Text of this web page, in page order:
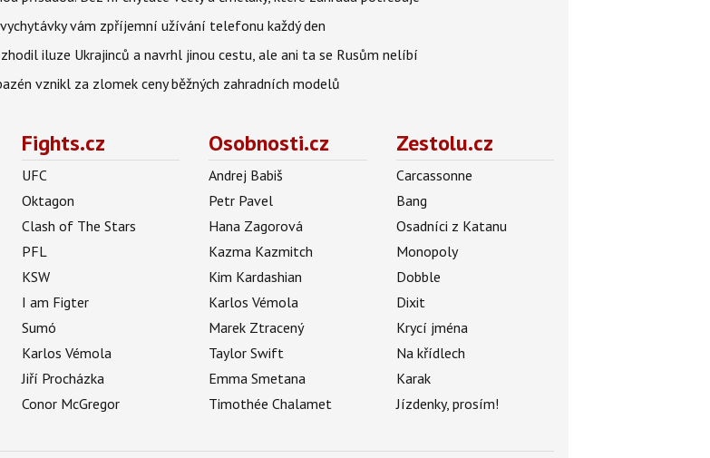
vám zpříjemní užívání telefonu každý den
iluze Ukrajinců a navrhl jinou cestu, ale ani ta se Rusům nelíbí
vznikl za zlomek ceny běžných zahradních modelů
Fights.cz
UFC
Oktagon
Clash of The Stars
PFL
KSW
I am Figter
Sumó
Karlos Vémola
Jiří Procházka
Conor McGregor
Osobnosti.cz
Andrej Babiš
Petr Pavel
Hana Zagorová
Kazma Kazmitch
Kim Kardashian
Karlos Vémola
Marek Ztracený
Taylor Swift
Emma Smetana
Timothée Chalamet
Zestolu.cz
Carcassonne
Bang
Osadníci z Katanu
Monopoly
Dobble
Dixit
Krycí jména
Na křídlech
Karak
Jízdenky, prosím!